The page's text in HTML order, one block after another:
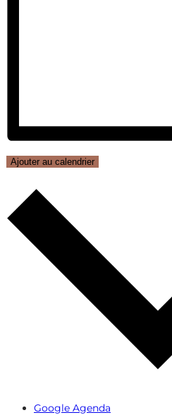
Ajouter au calendrier
Google Agenda